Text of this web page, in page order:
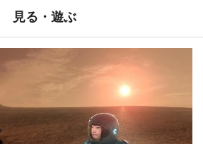
見る・遊ぶ